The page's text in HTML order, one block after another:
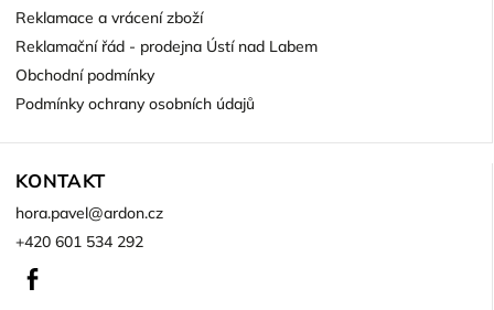
Reklamace a vrácení zboží
Reklamační řád - prodejna Ústí nad Labem
Obchodní podmínky
Podmínky ochrany osobních údajů
KONTAKT
hora.pavel@ardon.cz
+420 601 534 292